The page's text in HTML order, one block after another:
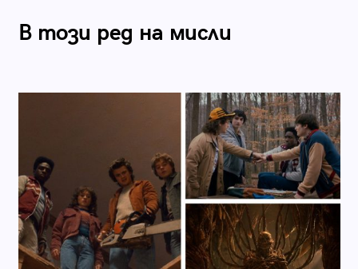
В този ред на мисли